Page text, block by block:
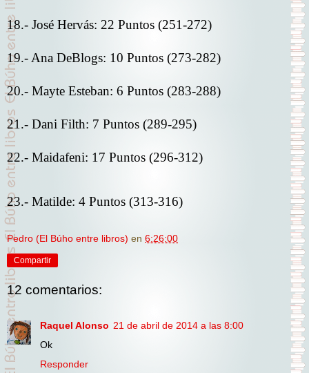
18.- José Hervás: 22 Puntos (251-272)
19.- Ana DeBlogs: 10 Puntos (273-282)
20.- Mayte Esteban: 6 Puntos (283-288)
21.- Dani Filth: 7 Puntos (289-295)
22.- Maidafeni: 17 Puntos (296-312)
23.- Matilde: 4 Puntos (313-316)
Pedro (El Búho entre libros) en 6:26:00
Compartir
12 comentarios:
Raquel Alonso 21 de abril de 2014 a las 8:00
Ok
Responder